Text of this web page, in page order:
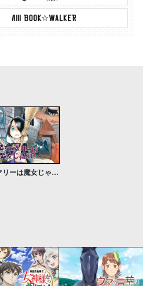
魔女のマリーは魔女じゃない